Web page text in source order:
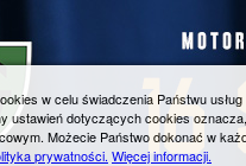
w celu świadczenia Państwu
ustawień dotyczących cookies
Możecie Państwo dokonać w
prywatności. Więcej informacji.